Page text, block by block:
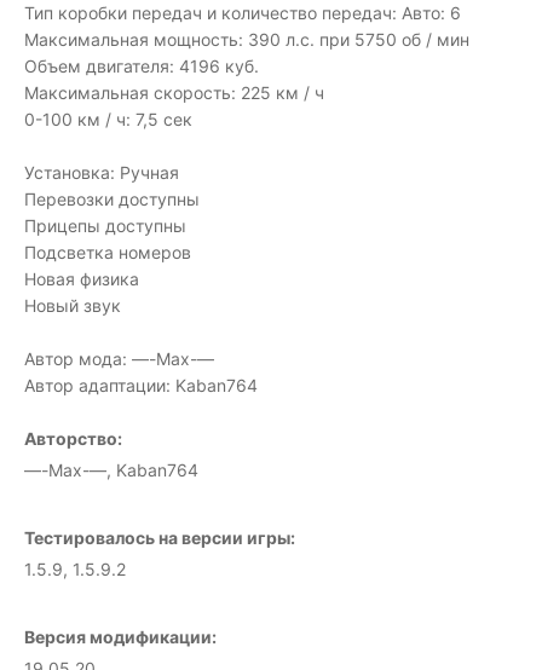
Тип коробки передач и количество передач: Авто: 6
Максимальная мощность: 390 л.с. при 5750 об / мин
Объем двигателя: 4196 куб.
Максимальная скорость: 225 км / ч
0-100 км / ч: 7,5 сек
Установка: Ручная
Перевозки доступны
Прицепы доступны
Подсветка номеров
Новая физика
Новый звук
Автор мода: —-Max-—
Автор адаптации: Kaban764
Авторство:
—-Max-—, Kaban764
Тестировалось на версии игры:
1.5.9, 1.5.9.2
Версия модификации: